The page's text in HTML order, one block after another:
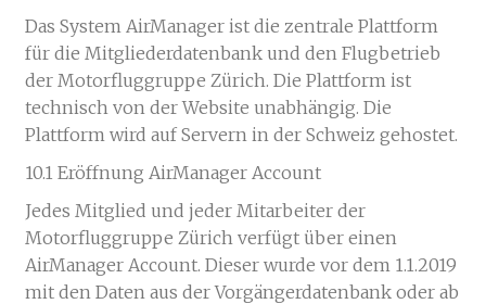
Das System AirManager ist die zentrale Plattform
für die Mitgliederdatenbank und den Flugbetrieb
der Motorfluggruppe Zürich. Die Plattform ist
technisch von der Website unabhängig. Die
Plattform wird auf Servern in der Schweiz gehostet.
10.1 Eröffnung AirManager Account
Jedes Mitglied und jeder Mitarbeiter der
Motorfluggruppe Zürich verfügt über einen
AirManager Account. Dieser wurde vor dem 1.1.2019
mit den Daten aus der Vorgängerdatenbank oder ab